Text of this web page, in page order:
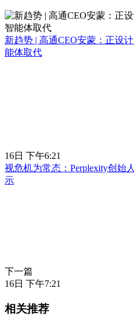
新趋势 | 高通CEO安蒙：正设
能体取代
16日 下午6:21
视危机为常态：Perplexity创始
示
下一篇
16日 下午7:21
相关推荐